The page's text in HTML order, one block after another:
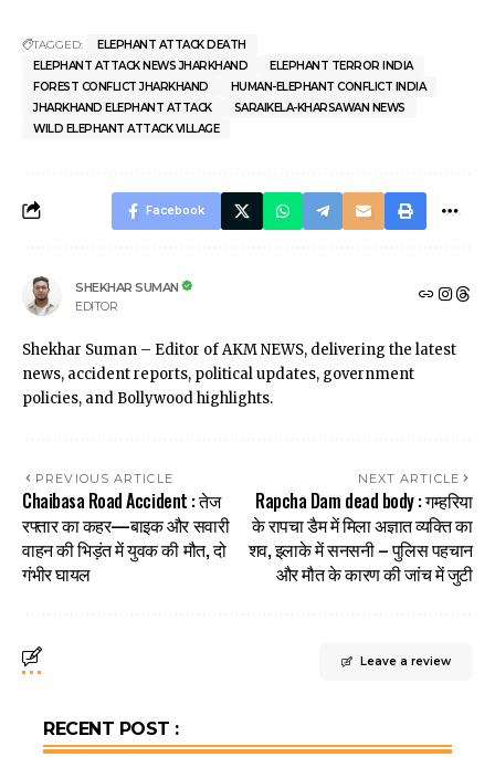
TAGGED:
ELEPHANT ATTACK DEATH
ELEPHANT ATTACK NEWS JHARKHAND
ELEPHANT TERROR INDIA
FOREST CONFLICT JHARKHAND
HUMAN-ELEPHANT CONFLICT INDIA
JHARKHAND ELEPHANT ATTACK
SARAIKELA-KHARSAWAN NEWS
WILD ELEPHANT ATTACK VILLAGE
Facebook
SHEKHAR SUMAN
EDITOR
Shekhar Suman – Editor of AKM NEWS, delivering the latest
news, accident reports, political updates, government
policies, and Bollywood highlights.
PREVIOUS ARTICLE
Chaibasa Road Accident : तेज
रफ्तार का कहर—बाइक और सवारी
वाहन की भिड़ंत में युवक की मौत, दो
गंभीर घायल
NEXT ARTICLE
Rapcha Dam dead body : गम्हरिया
के रापचा डैम में मिला अज्ञात व्यक्ति का
शव, इलाके में सनसनी – पुलिस पहचान
और मौत के कारण की जांच में जुटी
Leave a review
RECENT POST :